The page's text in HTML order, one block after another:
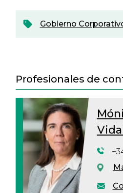
Gobierno
Profesionales de